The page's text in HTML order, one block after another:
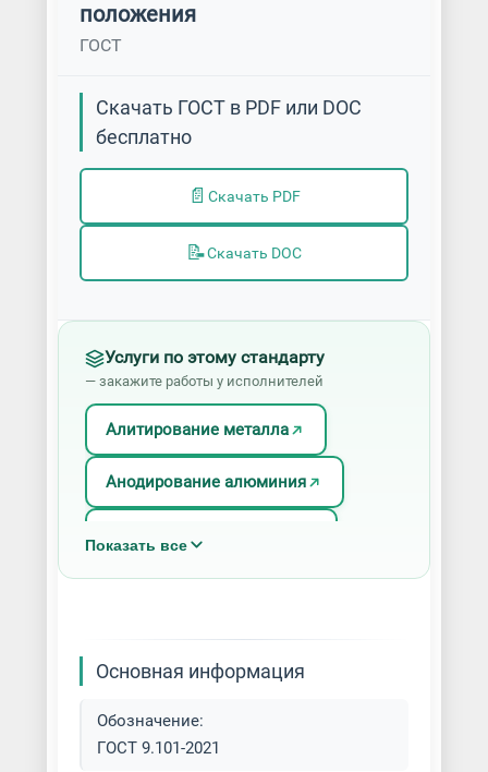
положения
ГОСТ
Скачать ГОСТ в PDF или DOC
бесплатно
📄 Скачать PDF
📝Скачать DOC
Услуги по этому стандарту
— закажите работы у исполнителей
Алитирование металла
Анодирование алюминия
Борирование металла
Виды покраски
Показать все
Основная информация
Обозначение:
ГОСТ 9.101-2021